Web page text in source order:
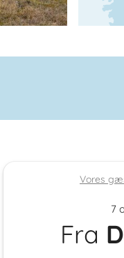
Vores
7
Fra